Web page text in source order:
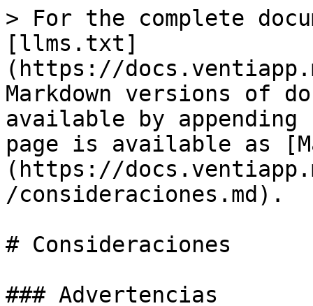
> For the complete
[llms.txt]
(https://
Markdown versions of
available by
page is available as
(https://
/consideraciones.md).
# Consideraciones
### Advertencias